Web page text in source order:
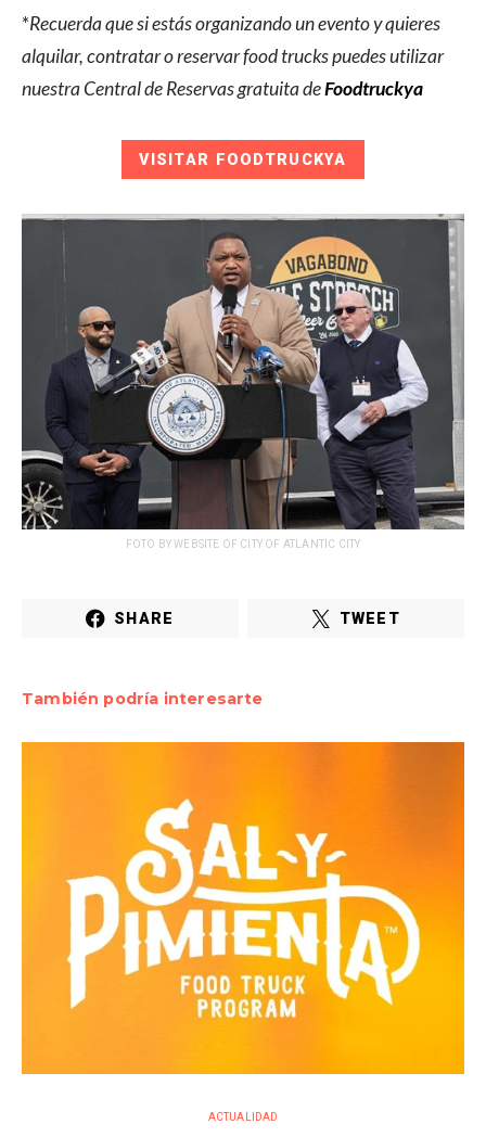
*Recuerda que si estás organizando un evento y quieres
alquilar, contratar o reservar food trucks puedes utilizar
nuestra Central de Reservas gratuita deFoodtruckya
VISITAR FOODTRUCKYA
FOTO BY WEBSITE OF CITY OF ATLANTIC CITY
SHARE TWEET
También podría interesarte
ACTUALIDAD